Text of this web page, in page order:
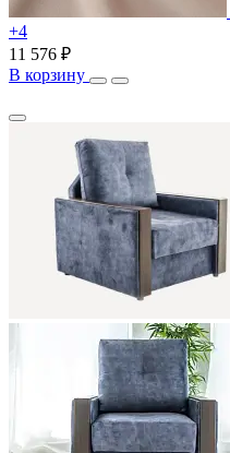
+4
11 576 ₽
В корзину